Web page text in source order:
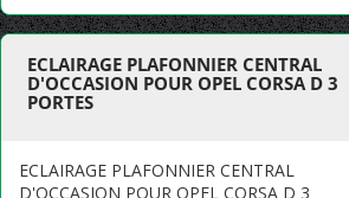
ECLAIRAGE PLAFONNIER CENTRAL
D'OCCASION POUR OPEL CORSA D 3
PORTES
ECLAIRAGE PLAFONNIER CENTRAL
D'OCCASION POUR OPEL CORSA D 3